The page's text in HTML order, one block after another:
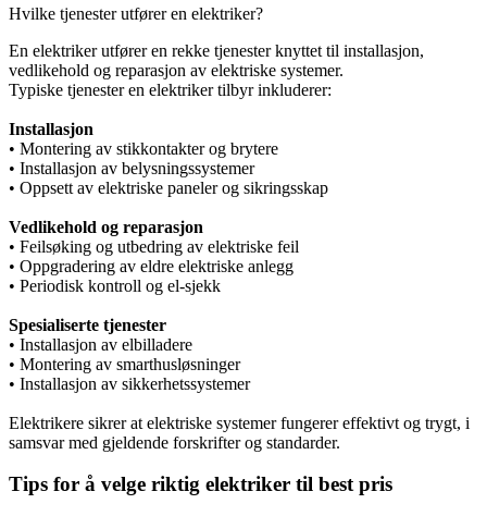
Hvilke tjenester utfører en elektriker?
En elektriker utfører en rekke tjenester knyttet til installasjon,
vedlikehold og reparasjon av elektriske systemer.
Typiske tjenester en elektriker tilbyr inkluderer:
Installasjon
• Montering av stikkontakter og brytere
• Installasjon av belysningssystemer
• Oppsett av elektriske paneler og sikringsskap
Vedlikehold og reparasjon
• Feilsøking og utbedring av elektriske feil
• Oppgradering av eldre elektriske anlegg
• Periodisk kontroll og el-sjekk
Spesialiserte tjenester
• Installasjon av elbilladere
• Montering av smarthusløsninger
• Installasjon av sikkerhetssystemer
Elektrikere sikrer at elektriske systemer fungerer effektivt og trygt, i
samsvar med gjeldende forskrifter og standarder.
Tips for å velge riktig elektriker til best pris